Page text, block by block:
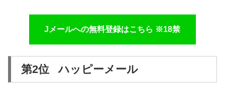
Jメールへの無料登録はこちら ※18禁
第2位 ハッピーメール